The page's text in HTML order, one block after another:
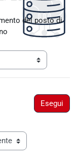
del posto di
modalità